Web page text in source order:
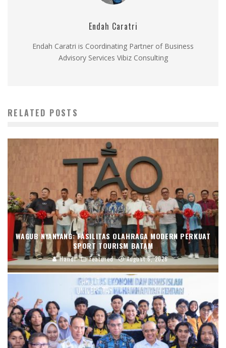
Endah Caratri
Endah Caratri is Coordinating Partner of Business
Advisory Services Vibiz Consulting
RELATED POSTS
WAGUB NYANYANG: FASILITAS OLAHRAGA MODERN PERKUAT
SPORT TOURISM BATAM
Handi Featured August 6, 2026